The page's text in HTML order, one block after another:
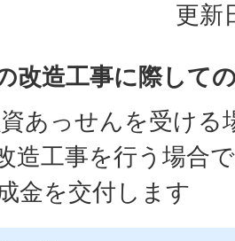
更新
改造工事に際して
あっせんを受ける
造工事を行う場合
金を交付します